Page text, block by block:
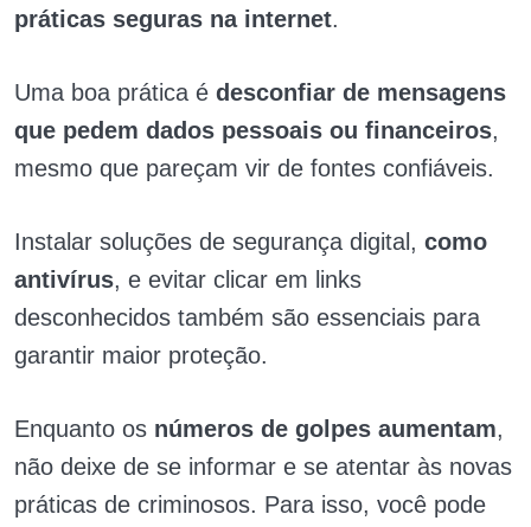
práticas seguras na internet.
Uma boa prática é desconfiar de mensagens
que pedem dados pessoais ou financeiros,
mesmo que pareçam vir de fontes confiáveis.
Instalar soluções de segurança digital, como
antivírus, e evitar clicar em links
desconhecidos também são essenciais para
garantir maior proteção.
Enquanto os números de golpes aumentam,
não deixe de se informar e se atentar às novas
práticas de criminosos. Para isso, você pode